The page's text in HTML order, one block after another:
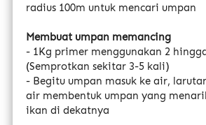
radius 100m untuk mencari umpan
Membuat umpan memancing
- 1Kg primer menggunakan 2
(Semprotkan sekitar 3-5 kali)
- Begitu umpan masuk ke air,
air membentuk umpan yang
ikan di dekatnya